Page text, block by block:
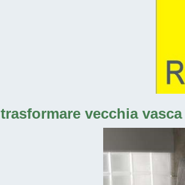
trasformare vecchia